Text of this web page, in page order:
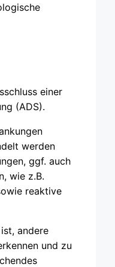
einer
(ADS).
werden
ggf. auch
wie z.B.
reaktive
andere
und zu